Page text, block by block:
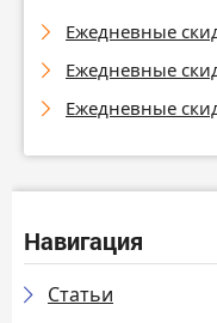
Ежедневные
Ежедневные
Ежедневные
Навигация
Статьи